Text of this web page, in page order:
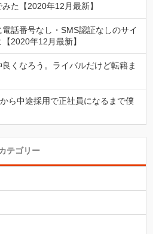
た【2020年12月最新】
話番号なし・SMS認証なしのサイ
2020年12月最新】
くなろう。ライバルだけど転籍ま
ら中途採用で正社員になるまで僕
カテゴリー